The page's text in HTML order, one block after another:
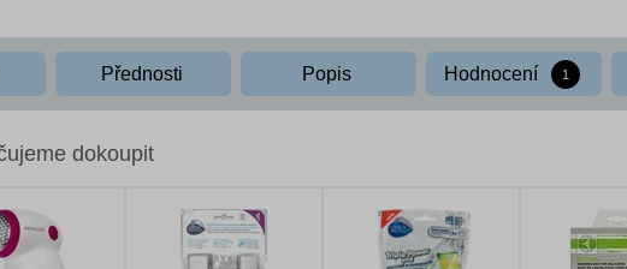
Přednosti Popis Hodnocení 1
dokoupit